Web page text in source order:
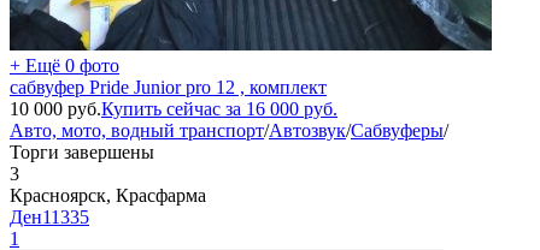
+ Ещё 0 фото
сабвуфер Pride Junior pro 12 , комплект
10 000 руб.Купить сейчас за 16 000 руб.
Авто, мото, водный транспорт/Автозвук/Сабвуферы/
Торги завершены
3
Красноярск, Красфарма
Ден11335
1